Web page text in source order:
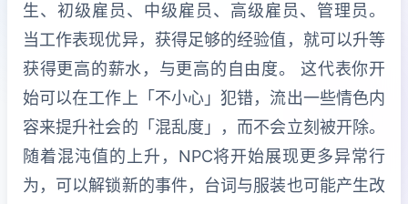
生、初级雇员、中级雇员、高级雇员、管理员。
当工作表现优异，获得足够的经验值，就可以升等
获得更高的薪水，与更高的自由度。 这代表你开
始可以在工作上「不小心」犯错，流出一些情色内
容来提升社会的「混乱度」，而不会立刻被开除。
随着混沌值的上升，NPC将开始展现更多异常行
为，可以解锁新的事件，台词与服装也可能产生改